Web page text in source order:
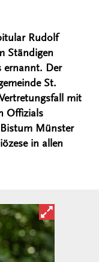
Rudolf
Ständigen
ernannt. Der
St.
mit
Offizials
Münster
in allen
Bild in